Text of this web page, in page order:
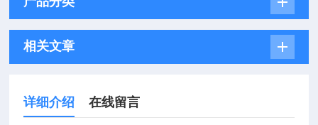
相关文章
详细介绍 在线留言